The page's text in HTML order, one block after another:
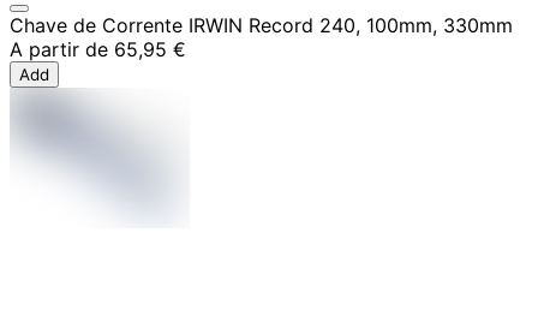
Chave de Corrente IRWIN Record 240, 100mm, 330mm
A partir de 65,95 €
Add